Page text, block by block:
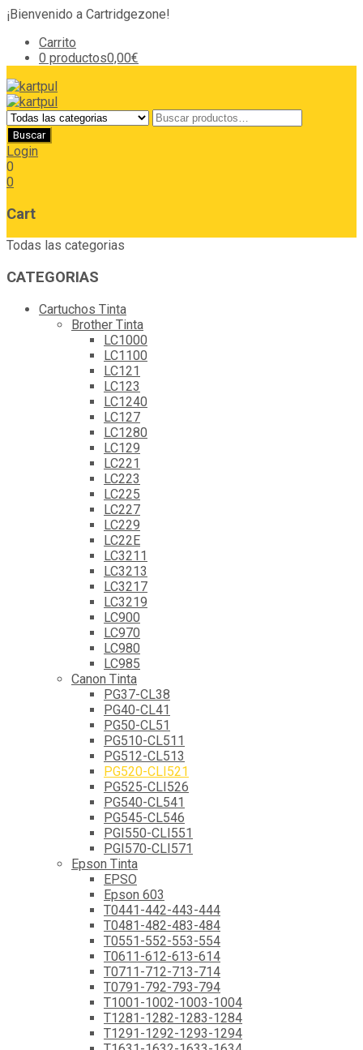
¡Bienvenido a Cartridgezone!
Carrito
0 productos0,00€
Login
0
0
Cart
Todas las categorias
CATEGORIAS
Cartuchos Tinta
Brother Tinta
LC1000
LC1100
LC121
LC123
LC1240
LC127
LC1280
LC129
LC221
LC223
LC225
LC227
LC229
LC22E
LC3211
LC3213
LC3217
LC3219
LC900
LC970
LC980
LC985
Canon Tinta
PG37-CL38
PG40-CL41
PG50-CL51
PG510-CL511
PG512-CL513
PG520-CLI521
PG525-CLI526
PG540-CL541
PG545-CL546
PGI550-CLI551
PGI570-CLI571
Epson Tinta
EPSO
Epson 603
T0441-442-443-444
T0481-482-483-484
T0551-552-553-554
T0611-612-613-614
T0711-712-713-714
T0791-792-793-794
T1001-1002-1003-1004
T1281-1282-1283-1284
T1291-1292-1293-1294